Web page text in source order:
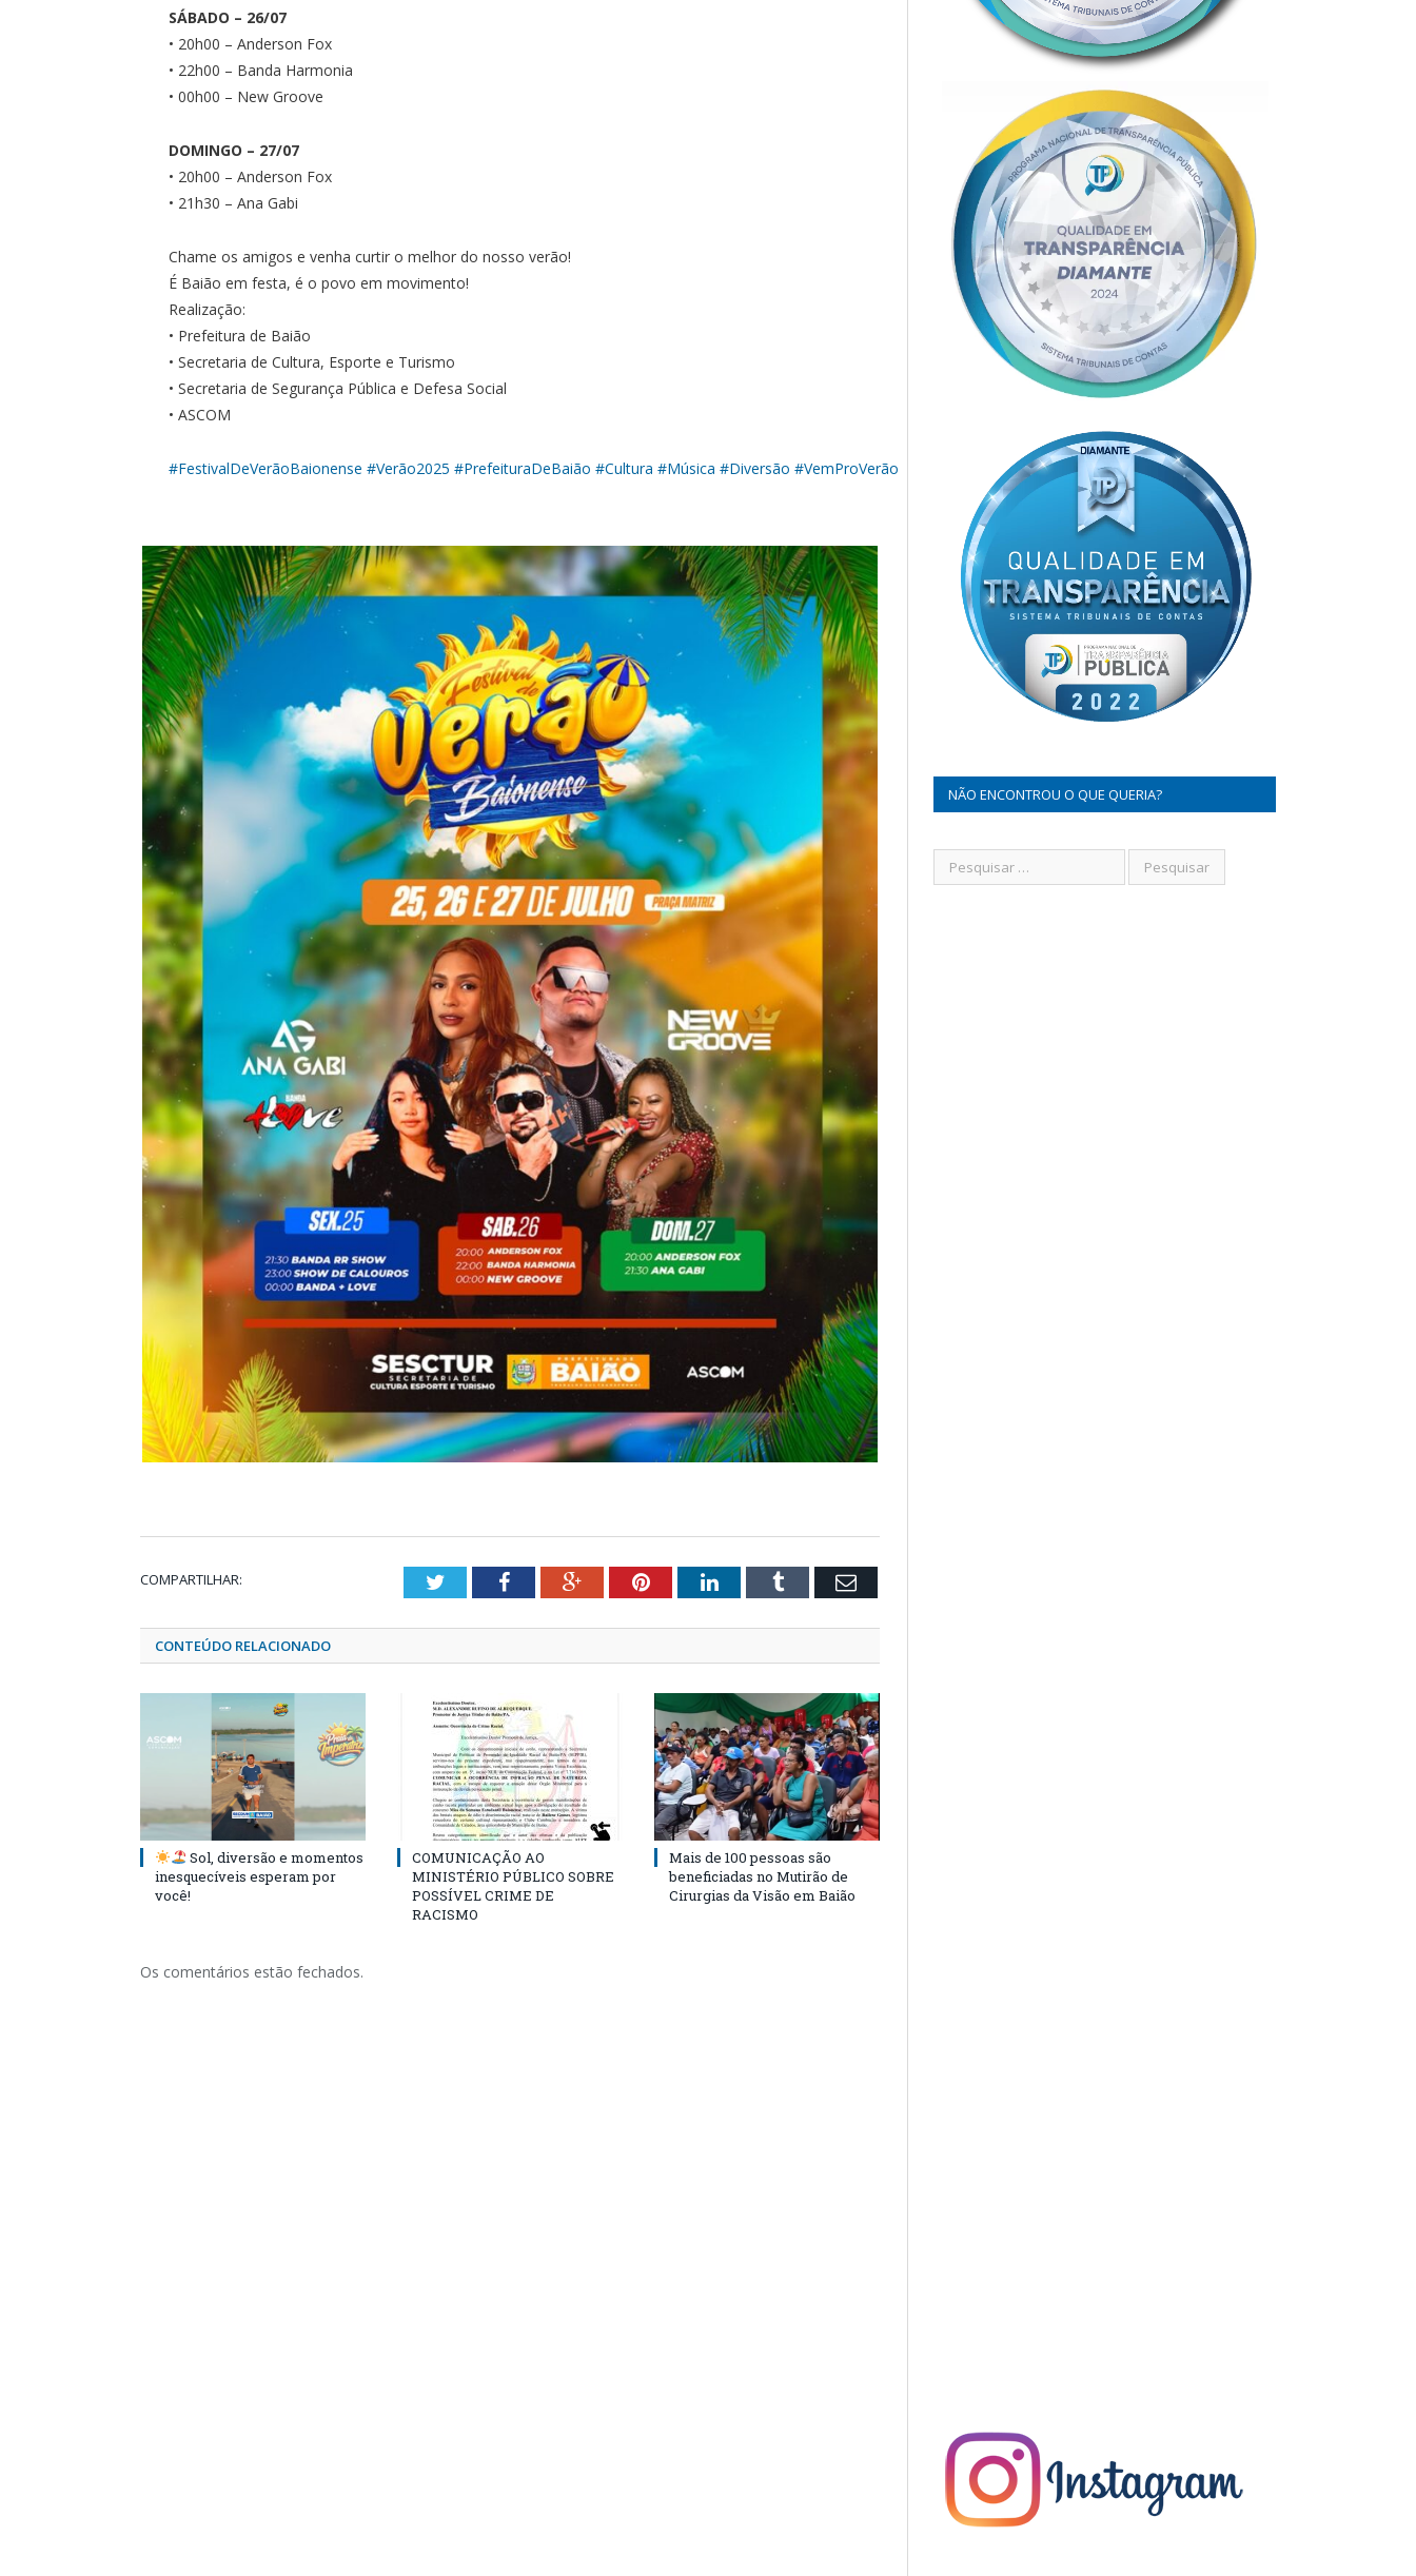
SÁBADO – 26/07
• 20h00 – Anderson Fox
• 22h00 – Banda Harmonia
• 00h00 – New Groove
DOMINGO – 27/07
• 20h00 – Anderson Fox
• 21h30 – Ana Gabi
Chame os amigos e venha curtir o melhor do nosso verão!
É Baião em festa, é o povo em movimento!
Realização:
• Prefeitura de Baião
• Secretaria de Cultura, Esporte e Turismo
• Secretaria de Segurança Pública e Defesa Social
• ASCOM
#FestivalDeVerãoBaionense #Verão2025 #PrefeituraDeBaião #Cultura #Música #Diversão #VemProVerão
COMPARTILHAR: TwitterFacebookGoogle+PinterestLinkedInTumblr Email
CONTEÚDO RELACIONADO
Sol, diversão e momentos
inesquecíveis esperam por
você!
COMUNICAÇÃO AO
MINISTÉRIO PÚBLICO SOBRE
POSSÍVEL CRIME DE
RACISMO
Mais de 100 pessoas são
beneficiadas no Mutirão de
Cirurgias da Visão em Baião
Os comentários estão fechados.
NÃO ENCONTROU O QUE QUERIA?